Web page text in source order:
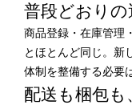
普段どおり
商品登録・在庫管理
とほとんど同じ。新
体制を整備する必要
配送も梱包も